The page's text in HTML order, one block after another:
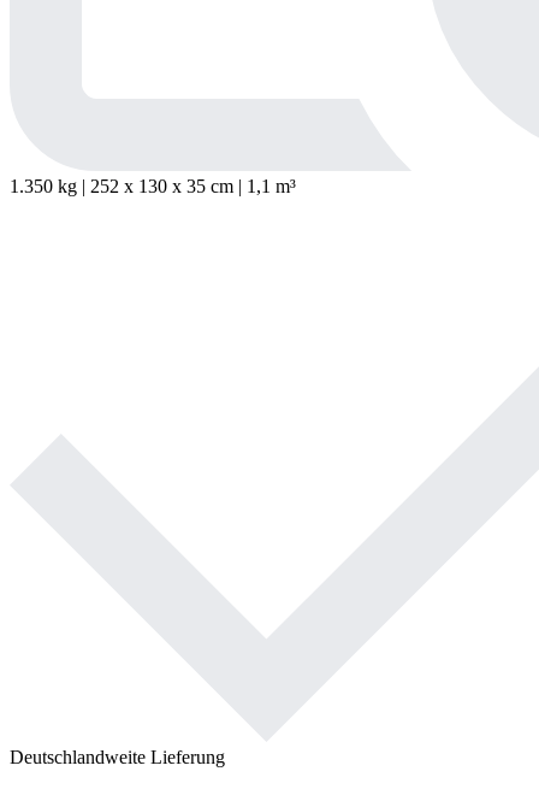
1.350 kg | 252 x 130 x 35 cm | 1,1 m³
Deutschlandweite Lieferung